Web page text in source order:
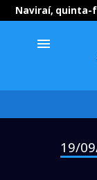
Naviraí, quinta-
menu
19/